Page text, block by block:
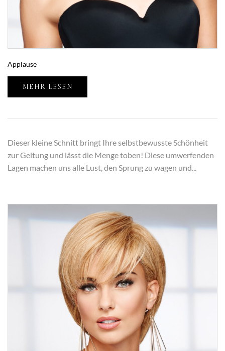
Applause
MEHR LESEN
Dieser kleine Schnitt bringt Ihre selbstbewusste Schönheit
zur Geltung und lässt die Menge toben! Diese umwerfenden
Lagen machen uns alle Lust, den Sprung zu wagen und...